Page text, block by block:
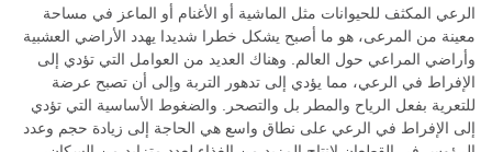
الرعي المكثف للحيوانات مثل الماشية أو الأغنام أو الماعز في مساحة
معينة من المرعى، هو ما أصبح يشكل خطرا شديدا يهدد الأراضي العشبية
وأراضي المراعي حول العالم. وهناك العديد من العوامل التي تؤدي إلى
الإفراط في الرعي، مما يؤدي إلى تدهور التربة وإلى أن تصبح عرضة
للتعرية بفعل الرياح والمطر بل والتصحر. والضغوط الأساسية التي تؤدي
إلى الإفراط في الرعي على نطاق واسع هي الحاجة إلى زيادة حجم وعدد